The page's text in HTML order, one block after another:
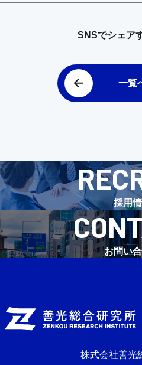
SNSでシェア
一覧
採用
お問い
株式会社善光